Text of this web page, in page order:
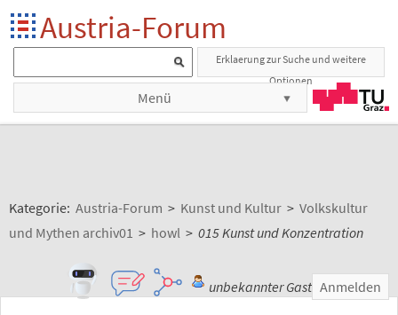
Austria-Forum
Erklaerung zur Suche und weitere
Optionen
Menü
Kategorie: Austria-Forum > Kunst und Kultur > Volkskultur
und Mythen archiv01 > howl > 015 Kunst und Konzentration
unbekannter Gast Anmelden